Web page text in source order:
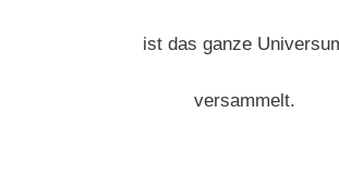
ist das ganze
versammelt.